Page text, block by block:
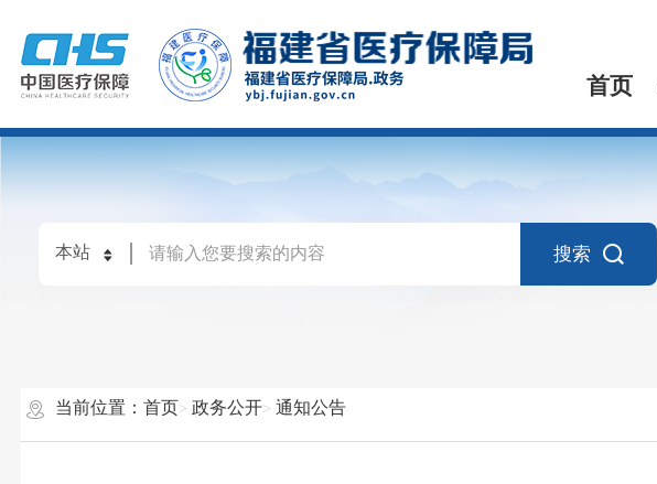
首页
搜索
当前位置： 首页 政务公开 通知公告